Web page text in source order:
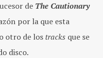
de The Cautionary
por la que esta
otro de los tracks que se
disco.